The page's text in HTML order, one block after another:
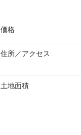
価格
住所／アクセス
土地面積